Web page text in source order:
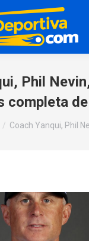
Phil
completa
Coach Yanqui, Phil